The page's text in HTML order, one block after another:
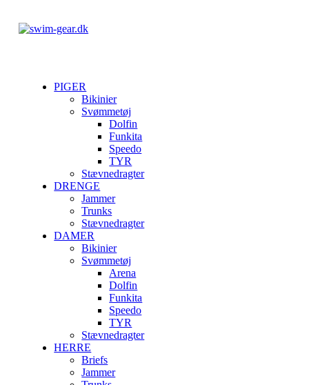
PIGER
Bikinier
Svømmetøj
Dolfin
Funkita
Speedo
TYR
Stævnedragter
DRENGE
Jammer
Trunks
Stævnedragter
DAMER
Bikinier
Svømmetøj
Arena
Dolfin
Funkita
Speedo
TYR
Stævnedragter
HERRE
Briefs
Jammer